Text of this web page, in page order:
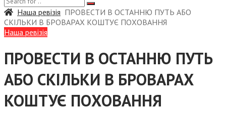
Наша ревізія ПРОВЕСТИ В ОСТАННЮ ПУТЬ АБО
СКІЛЬКИ В БРОВАРАХ КОШТУЄ ПОХОВАННЯ
Наша ревізія
ПРОВЕСТИ В ОСТАННЮ ПУТЬ
АБО СКІЛЬКИ В БРОВАРАХ
КОШТУЄ ПОХОВАННЯ